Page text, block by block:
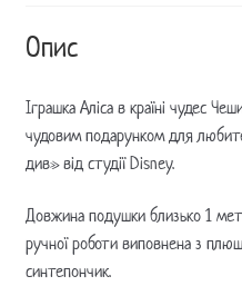
Опис
Іграшка Аліса в країні чудес
чудовим подарунком для
див» від студії Disney.
Довжина подушки близько 1
ручної роботи виповнена з
синтепончик.